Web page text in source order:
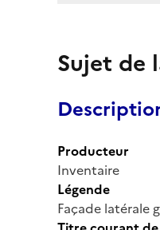
Sujet de
Producteur
Inventaire
Légende
Façade latérale